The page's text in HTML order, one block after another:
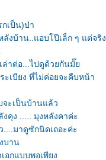
เป็น)ป่า
งบ้าน..แอบโป๊เล็ก ๆ แต่จริง
ล่าต่อ...ไปดูด้วยกันมั๊
ะเบียง ที่ไม่ค่อยจะคืบหน้า
จะเป็นบ้านแล้ว
คุง ..... มุงหลังคาค่ะ
มาดูซักนิดเถอะค่ะ
บาน
อกแบบพอเพียง